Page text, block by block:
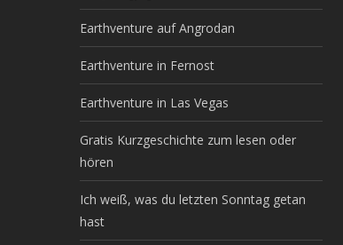
Earthventure auf Angrodan
Earthventure in Fernost
Earthventure in Las Vegas
Gratis Kurzgeschichte zum lesen oder
hören
Ich weiß, was du letzten Sonntag getan
hast